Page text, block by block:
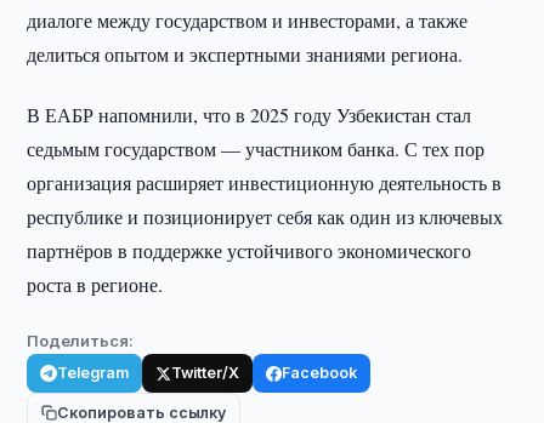
диалоге между государством и инвесторами, а также
делиться опытом и экспертными знаниями региона.
В ЕАБР напомнили, что в 2025 году Узбекистан стал
седьмым государством — участником банка. С тех пор
организация расширяет инвестиционную деятельность в
республике и позиционирует себя как один из ключевых
партнёров в поддержке устойчивого экономического
роста в регионе.
Поделиться:
Telegram Twitter/X Facebook
Скопировать ссылку